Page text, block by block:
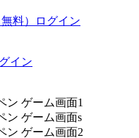
料） ログイン